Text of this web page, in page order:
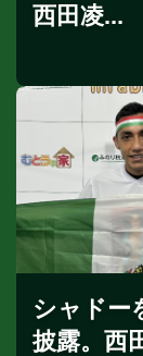
西田凌...
シャドー
披露。西